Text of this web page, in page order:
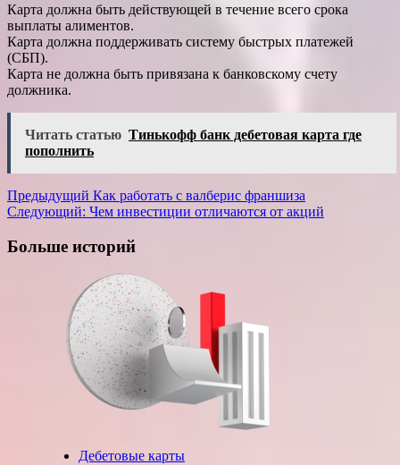
Карта должна быть действующей в течение всего срока
выплаты алиментов.
Карта должна поддерживать систему быстрых платежей
(СБП).
Карта не должна быть привязана к банковскому счету
должника.
Читать статью Тинькофф банк дебетовая карта где
пополнить
Навигация
записи
Предыдущий Как работать с валберис франшиза
Следующий: Чем инвестиции отличаются от акций
Больше историй
Дебетовые карты